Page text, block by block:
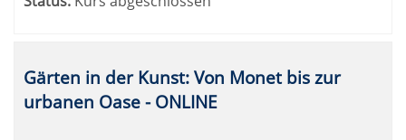
Gärten in der Kunst: Von Monet bis zur
urbanen Oase - ONLINE